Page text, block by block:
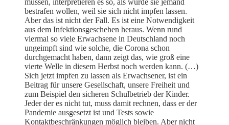
bestrafen wollen, weil sie sich nicht impfen lassen.
Aber das ist nicht der Fall. Es ist eine Notwendigkeit
aus dem Infektionsgeschehen heraus. Wenn rund
viermal so viele Erwachsene in Deutschland noch
ungeimpft sind wie solche, die Corona schon
durchgemacht haben, dann zeigt das, wie groß eine
vierte Welle in diesem Herbst noch werden kann. (…)
Sich jetzt impfen zu lassen als Erwachsener, ist ein
Beitrag für unsere Gesellschaft, unsere Freiheit und
zum Beispiel den sicheren Schulbetrieb der Kinder.
Jeder der es nicht tut, muss damit rechnen, dass er der
Pandemie ausgesetzt ist und Tests sowie
Kontaktbeschränkungen möglich bleiben. Aber nicht